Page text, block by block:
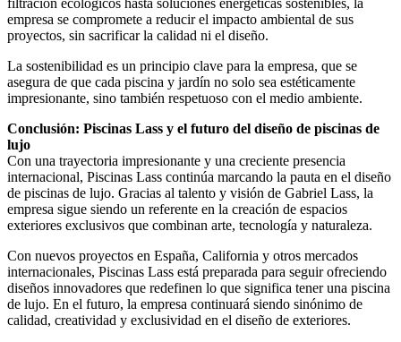
filtración ecológicos hasta soluciones energéticas sostenibles, la
empresa se compromete a reducir el impacto ambiental de sus
proyectos, sin sacrificar la calidad ni el diseño.
La sostenibilidad es un principio clave para la empresa, que se
asegura de que cada piscina y jardín no solo sea estéticamente
impresionante, sino también respetuoso con el medio ambiente.
Conclusión: Piscinas Lass y el futuro del diseño de piscinas de
lujo
Con una trayectoria impresionante y una creciente presencia
internacional, Piscinas Lass continúa marcando la pauta en el diseño
de piscinas de lujo. Gracias al talento y visión de Gabriel Lass, la
empresa sigue siendo un referente en la creación de espacios
exteriores exclusivos que combinan arte, tecnología y naturaleza.
Con nuevos proyectos en España, California y otros mercados
internacionales, Piscinas Lass está preparada para seguir ofreciendo
diseños innovadores que redefinen lo que significa tener una piscina
de lujo. En el futuro, la empresa continuará siendo sinónimo de
calidad, creatividad y exclusividad en el diseño de exteriores.